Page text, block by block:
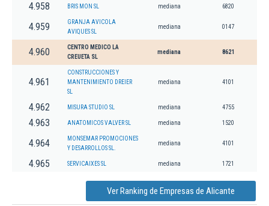
4.958 BRIS MON SL mediana 6820
4.959
GRANJA AVICOLA
AVIQUES SL
mediana 0147
4.960
CENTRO MEDICO LA
CREUETA SL
mediana 8621
4.961
CONSTRUCCIONES Y
MANTENIMIENTO DREIER
SL
mediana 4101
4.962 MISURA STUDIO SL mediana 4755
4.963 ANATOMICOS VALVER SL mediana 1520
4.964
MONSEMAR PROMOCIONES
Y DESARROLLOS SL.
mediana 4101
4.965 SERVICAIXES SL mediana 1721
Ver Ranking de Empresas de Alicante